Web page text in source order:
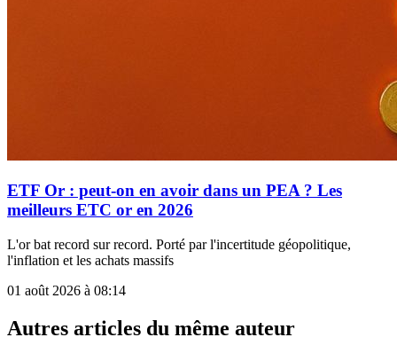
ETF Or : peut-on en avoir dans un PEA ? Les
meilleurs ETC or en 2026
L'or bat record sur record. Porté par l'incertitude géopolitique,
l'inflation et les achats massifs
01 août 2026 à 08:14
Autres articles du même auteur